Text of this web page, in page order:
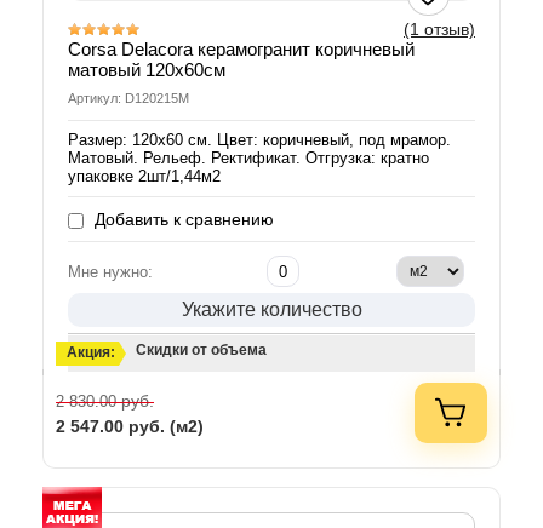
(1 отзыв)
Corsa Delacora керамогранит коричневый
матовый 120х60см
Артикул: D120215M
Размер: 120х60 см. Цвет: коричневый, под мрамор.
Матовый. Рельеф. Ректификат. Отгрузка: кратно
упаковке 2шт/1,44м2
Добавить к сравнению
Мне нужно:
Укажите количество
Акция: Скидки от объема
2 830.00руб.
2 547.00 руб. (м2)